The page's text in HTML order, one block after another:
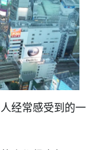
经常感受到的一